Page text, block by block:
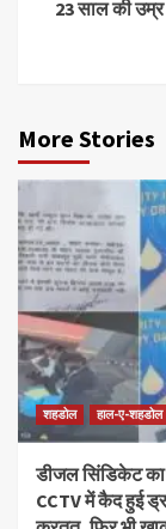
23 साल की उम्र
More Stories
शहडोल हाल-ए-शहडोल
डीजल सिंडिकेट का
CCTV में कैद हुई